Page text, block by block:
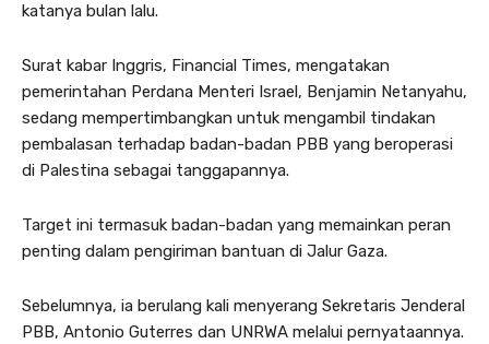
katanya bulan lalu.
Surat kabar Inggris, Financial Times, mengatakan
pemerintahan Perdana Menteri Israel, Benjamin Netanyahu,
sedang mempertimbangkan untuk mengambil tindakan
pembalasan terhadap badan-badan PBB yang beroperasi
di Palestina sebagai tanggapannya.
Target ini termasuk badan-badan yang memainkan peran
penting dalam pengiriman bantuan di Jalur Gaza.
Sebelumnya, ia berulang kali menyerang Sekretaris Jenderal
PBB, Antonio Guterres dan UNRWA melalui pernyataannya.